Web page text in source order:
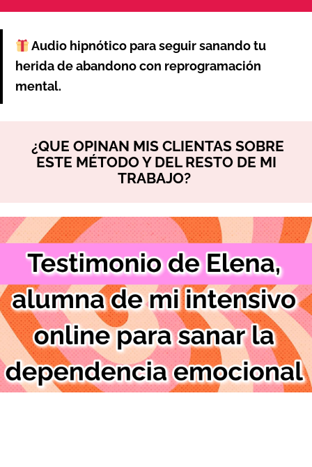
Audio hipnótico para seguir sanando tu
herida de abandono con reprogramación
mental.
¿QUE OPINAN MIS CLIENTAS SOBRE
ESTE MÉTODO Y DEL RESTO DE MI
TRABAJO?